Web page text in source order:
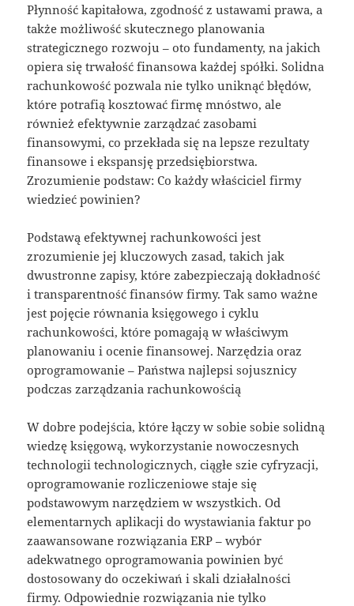
Płynność kapitałowa, zgodność z ustawami prawa, a
także możliwość skutecznego planowania
strategicznego rozwoju – oto fundamenty, na jakich
opiera się trwałość finansowa każdej spółki. Solidna
rachunkowość pozwala nie tylko uniknąć błędów,
które potrafią kosztować firmę mnóstwo, ale
również efektywnie zarządzać zasobami
finansowymi, co przekłada się na lepsze rezultaty
finansowe i ekspansję przedsiębiorstwa.
Zrozumienie podstaw: Co każdy właściciel firmy
wiedzieć powinien?
Podstawą efektywnej rachunkowości jest
zrozumienie jej kluczowych zasad, takich jak
dwustronne zapisy, które zabezpieczają dokładność
i transparentność finansów firmy. Tak samo ważne
jest pojęcie równania księgowego i cyklu
rachunkowości, które pomagają w właściwym
planowaniu i ocenie finansowej. Narzędzia oraz
oprogramowanie – Państwa najlepsi sojusznicy
podczas zarządzania rachunkowością
W dobre podejścia, które łączy w sobie sobie solidną
wiedzę księgową, wykorzystanie nowoczesnych
technologii technologicznych, ciągłe szie cyfryzacji,
oprogramowanie rozliczeniowe staje się
podstawowym narzędziem w wszystkich. Od
elementarnych aplikacji do wystawiania faktur po
zaawansowane rozwiązania ERP – wybór
adekwatnego oprogramowania powinien być
dostosowany do oczekiwań i skali działalności
firmy. Odpowiednie rozwiązania nie tylko